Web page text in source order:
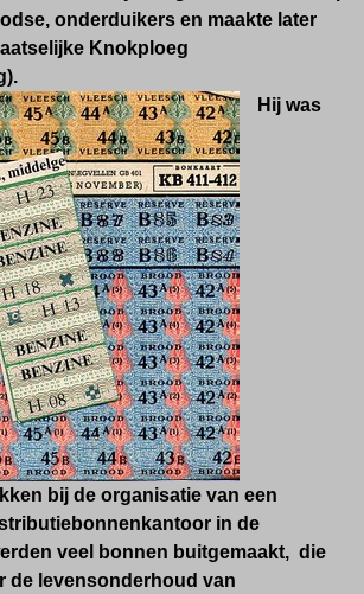
onderduikers en maakte later
Knokploeg
Hij was
bij de organisatie van een
in de
veel bonnen buitgemaakt, die
de levensonderhoud van